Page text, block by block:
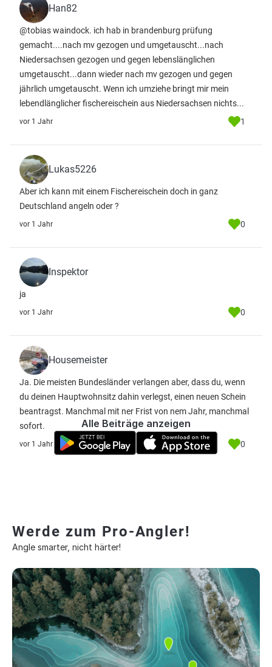
Han82
@tobias waindock. ich hab in brandenburg prüfung
gemacht....nach mv gezogen und umgetauscht...nach
Niedersachsen gezogen und gegen lebenslänglichen
umgetauscht...dann wieder nach mv gezogen und gegen
jährlich umgetauscht. Wenn ich umziehe bringt mir mein
lebendlänglicher fischereischein aus Niedersachsen nichts...
vor 1 Jahr 1
Lukas5226
Aber ich kann mit einem Fischereischein doch in ganz
Deutschland angeln oder ?
vor 1 Jahr 0
Inspektor
ja
vor 1 Jahr 0
Housemeister
Ja. Die meisten Bundesländer verlangen aber, dass du, wenn
du deinen Hauptwohnsitz dahin verlegst, einen neuen Schein
beantragst. Manchmal mit ner Frist von nem Jahr, manchmal
sofort.
vor 1 Jahr 0
Alle Beiträge anzeigen
Werde zum Pro-Angler!
Angle smarter, nicht härter!